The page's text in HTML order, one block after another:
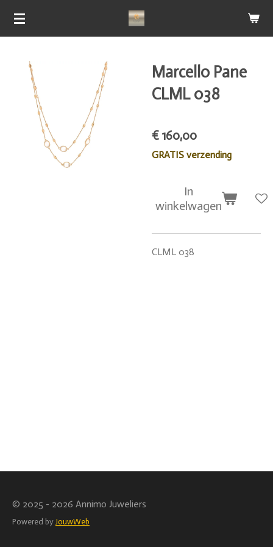
Ga
hoofdinhoud
Marcello Pane
CLML 038
€ 160,00
GRATIS verzending
In
winkelwagen
CLML 038
© 2025 - 2026 Annimo Juweliers
Powered by JouwWeb